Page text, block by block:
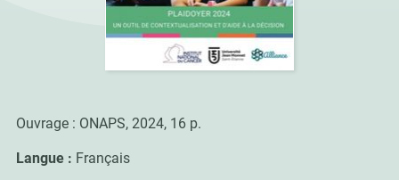
Ouvrage : ONAPS, 2024, 16 p.
Langue : Français